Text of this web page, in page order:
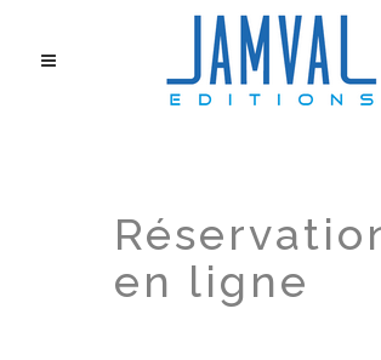
en ligne